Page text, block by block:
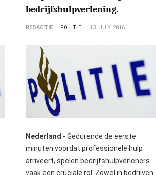
bedrijfshulpverlening.
REDACTIE POLITIE 13 JULY 2016
Nederland - ​Gedurende de eerste
minuten voordat professionele hulp
arriveert, spelen bedrijfshulpverleners
vaak een cruciale rol. Zowel in bedrijven